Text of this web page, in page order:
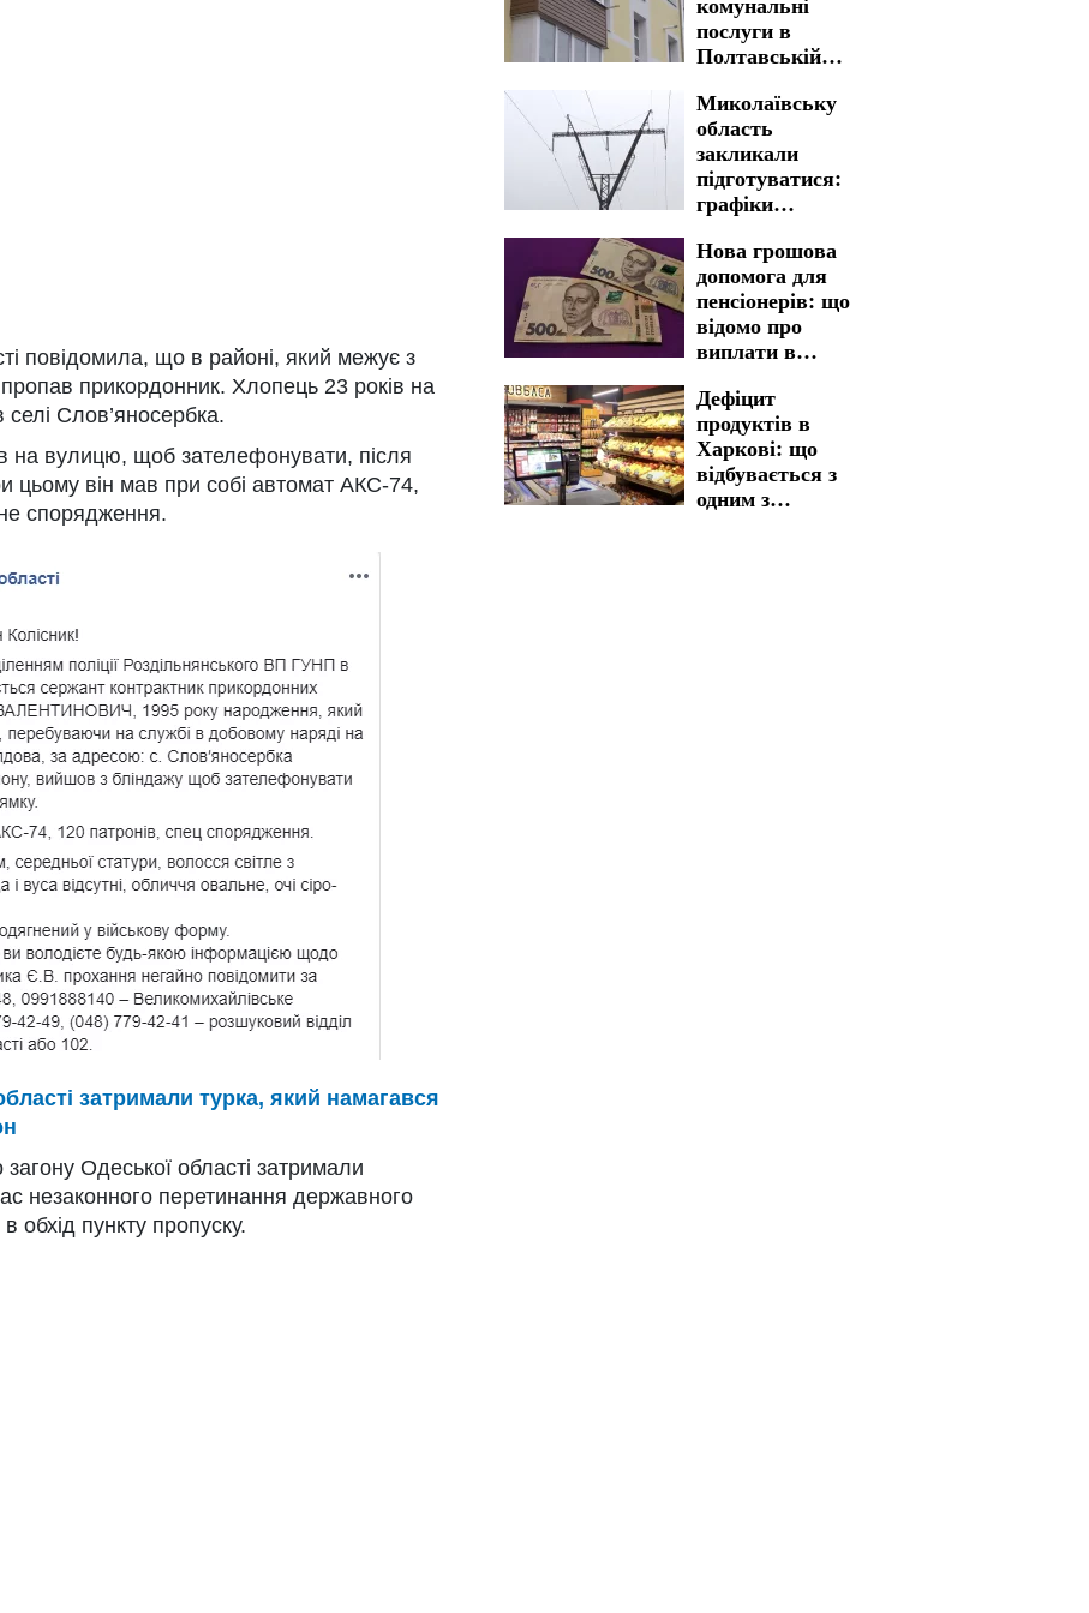
повідомила, що в районі, який межує з
прикордонник. Хлопець 23 років на
Слов’яносербка.
на вулицю, щоб зателефонувати, після
цьому він мав при собі автомат АКС-74,
спорядження.
затримали турка, який намагався
Одеської області затримали
незаконного перетинання державного
обхід пункту пропуску.
послуги в
Полтавській
вартість стала
реальністю
Миколаївську
область
закликали
підготуватися:
графіки
світла на 5 та 6
серпня введено на
довгі години
Нова грошова
допомога для
пенсіонерів: що
відомо про
виплати в
області
Дефіцит
продуктів в
Харкові: що
відбувається з
одним з